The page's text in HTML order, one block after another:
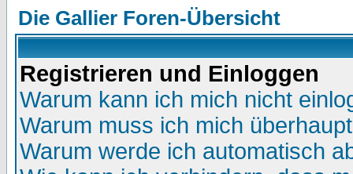
Die Gallier Foren-Übersicht
Registrieren und Einloggen
Warum kann ich mich nicht
Warum muss ich mich
Warum werde ich automatisch